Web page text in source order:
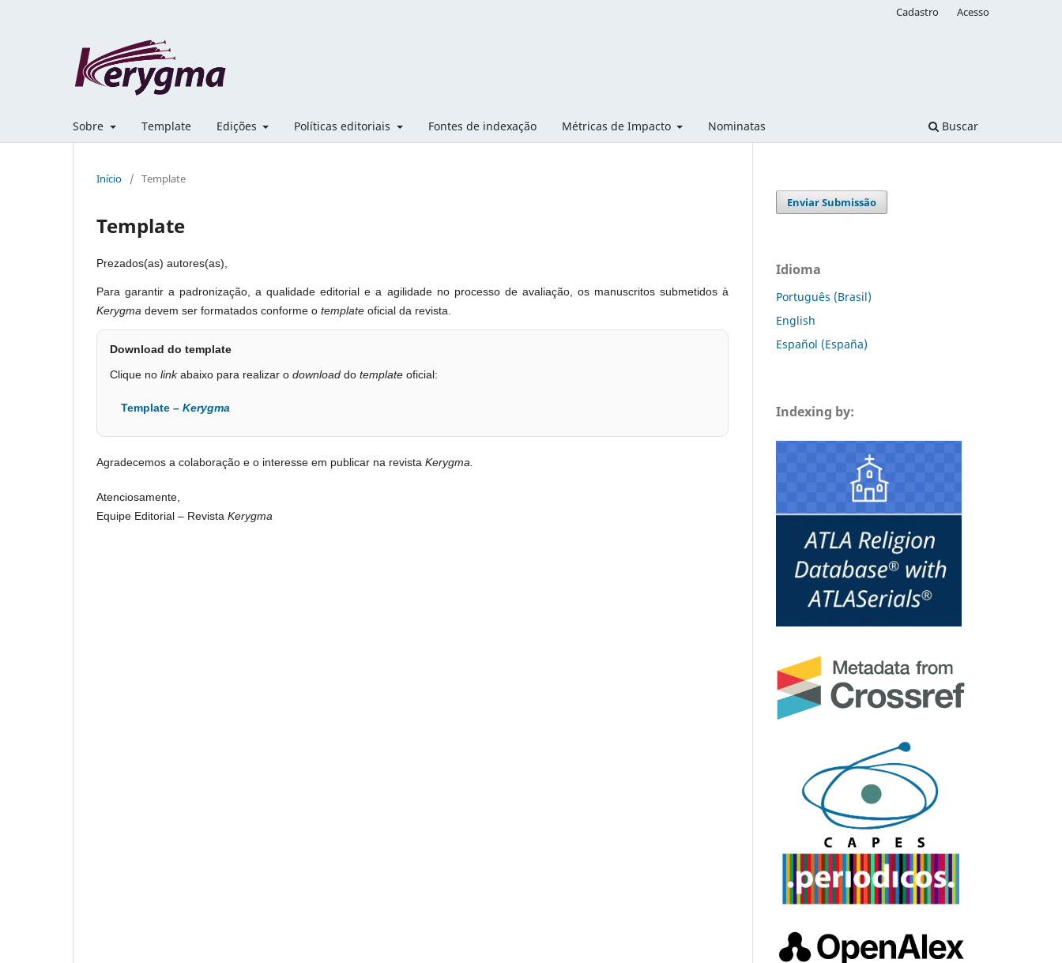
Sobre Template Edições Políticas editoriais Fontes de indexação Métricas de Impacto Nominatas Buscar
Cadastro Acesso
Início / Template
Template
Prezados(as) autores(as),
Para garantir a padronização, a qualidade editorial e a agilidade no processo de avaliação, os manuscritos submetidos à
Kerygma devem ser formatados conforme o template oficial da revista.
Download do template
Clique no linkabaixo para realizar o download do template oficial:
Template – Kerygma
Agradecemos a colaboração e o interesse em publicar na revista Kerygma.
Atenciosamente,
Equipe Editorial – Revista Kerygma
Enviar Submissão
Idioma
Português (Brasil)
English
Español (España)
Indexing by: